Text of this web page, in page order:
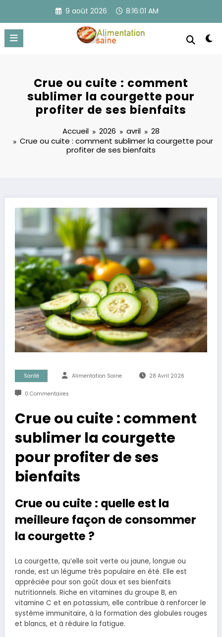
contenu
9 août 2026 8:16:01 AM
Crue ou cuite : comment
sublimer la courgette pour
profiter de ses bienfaits
Accueil 2026 avril
28
Crue ou cuite : comment sublimer la courgette pour
profiter de ses bienfaits
Santé Alimentation Saine 28 Avril 2026
0 Commentaires
Crue ou cuite : comment
sublimer la courgette
pour profiter de ses
bienfaits
Crue ou cuite : quelle est la
meilleure façon de consommer
la courgette ?
La courgette, qu’elle soit verte ou jaune, longue ou
ronde, est un légume très populaire en été. Elle est
appréciée pour son goût doux et ses bienfaits
nutritionnels. Riche en vitamines du groupe B, en
vitamine C et en potassium, elle contribue à renforcer le
système immunitaire, à la formation des globules rouges
et blancs, et à réduire la fatigue.